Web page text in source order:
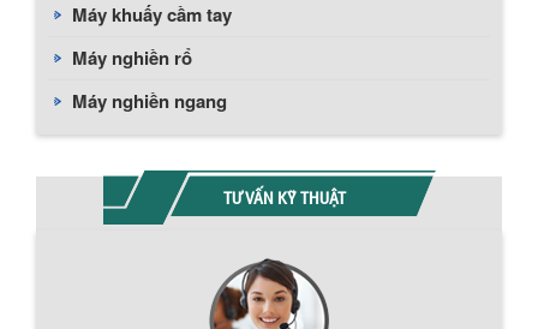
Máy khuấy cầm tay
Máy nghiền rổ
Máy nghiền ngang
TƯ VẤN KỸ THUẬT